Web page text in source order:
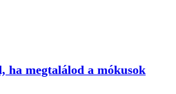
ha megtalálod a mókusok